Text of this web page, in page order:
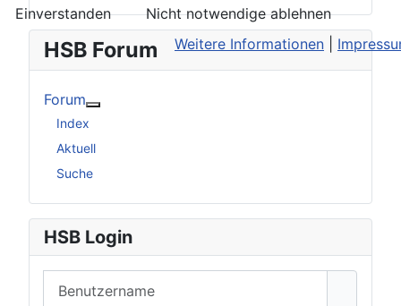
HSB Forum
Forum
Index
Aktuell
Suche
HSB Login
Einverstanden
Nicht notwendige ablehnen
Weitere Informationen